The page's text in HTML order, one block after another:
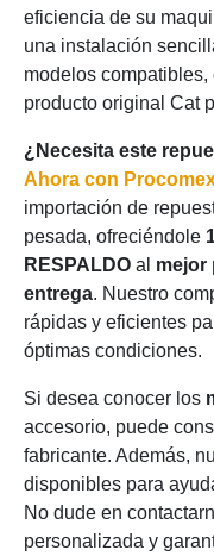
eficiencia de su
una instalación
modelos
producto original Cat
¿Necesita este
Ahora con
importación de
pesada, ofreciéndole
RESPALDO al mejor
entrega. Nuestro
rápidas y eficientes
óptimas condiciones.
Si desea conocer los
accesorio, puede
fabricante. Además,
disponibles para
No dude en
personalizada y